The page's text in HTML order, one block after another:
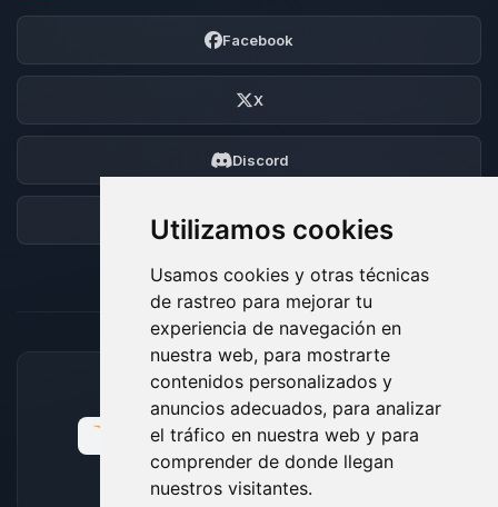
Utilizamos cookies
Usamos cookies y otras técnicas
de rastreo para mejorar tu
experiencia de navegación en
nuestra web, para mostrarte
contenidos personalizados y
anuncios adecuados, para analizar
el tráfico en nuestra web y para
comprender de donde llegan
nuestros visitantes.
Facebook
X
Discord
Foro
MÉTODOS DE PAGO ACEPTADOS